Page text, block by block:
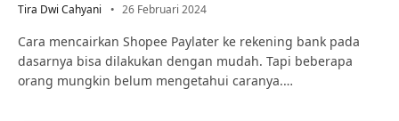
Tira Dwi Cahyani 26 Februari 2024
Cara mencairkan Shopee Paylater ke rekening bank pada
dasarnya bisa dilakukan dengan mudah. Tapi beberapa
orang mungkin belum mengetahui caranya.…